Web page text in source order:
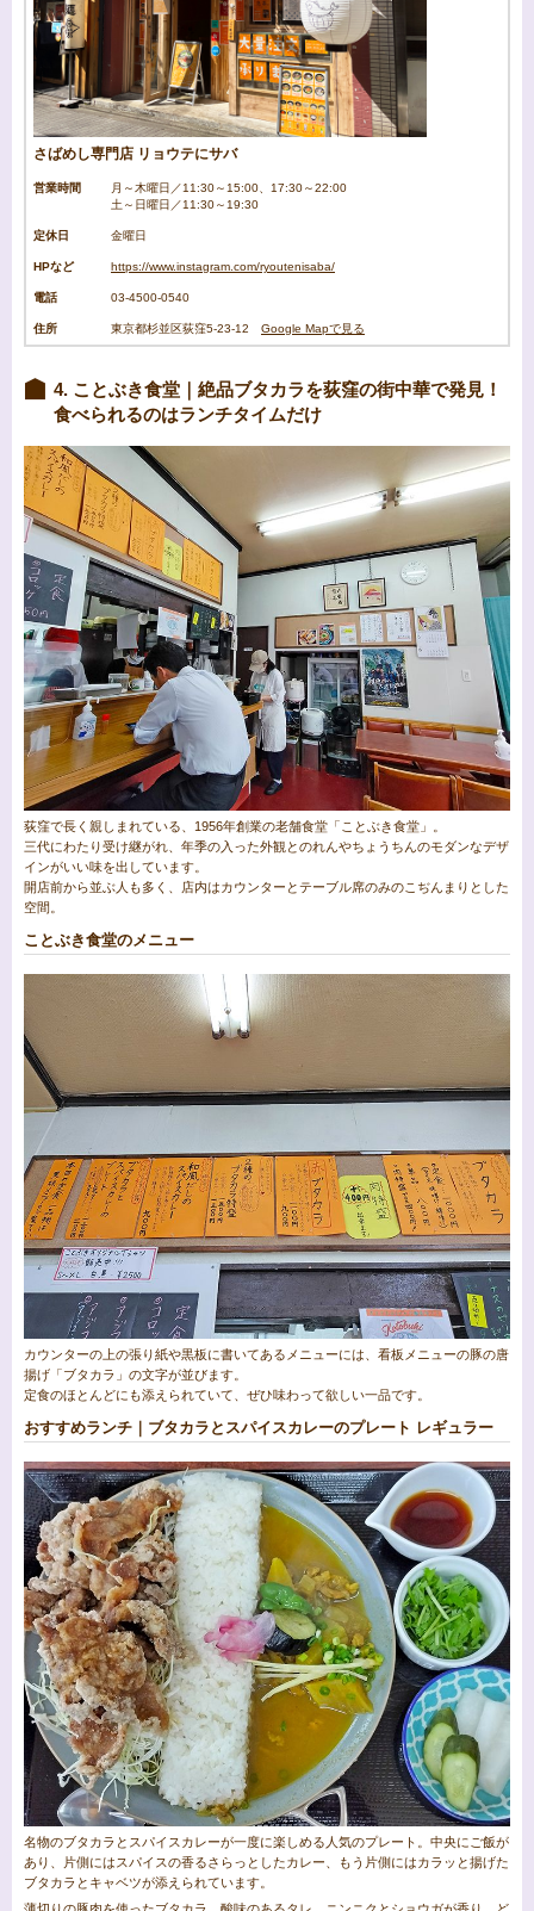
さばめし専門店 リョウテにサバ
営業時間
月～木曜日／11:30～15:00、17:30～22:00
土～日曜日／11:30～19:30
定休日 金曜日
HPなど https://www.instagram.com/ryoutenisaba/
電話 03-4500-0540
住所 東京都杉並区荻窪5-23-12 Google Mapで見る
4. ことぶき食堂｜絶品ブタカラを荻窪の街中華で発見！
食べられるのはランチタイムだけ
荻窪で長く親しまれている、1956年創業の老舗食堂「ことぶき食堂」。
三代にわたり受け継がれ、年季の入った外観とのれんやちょうちんのモダンなデザ
インがいい味を出しています。
開店前から並ぶ人も多く、店内はカウンターとテーブル席のみのこぢんまりとした
空間。
ことぶき食堂のメニュー
カウンターの上の張り紙や黒板に書いてあるメニューには、看板メニューの豚の唐
揚げ「ブタカラ」の文字が並びます。
定食のほとんどにも添えられていて、ぜひ味わって欲しい一品です。
おすすめランチ｜ブタカラとスパイスカレーのプレート レギュラー
名物のブタカラとスパイスカレーが一度に楽しめる人気のプレート。中央にご飯が
あり、片側にはスパイスの香るさらっとしたカレー、もう片側にはカラッと揚げた
ブタカラとキャベツが添えられています。